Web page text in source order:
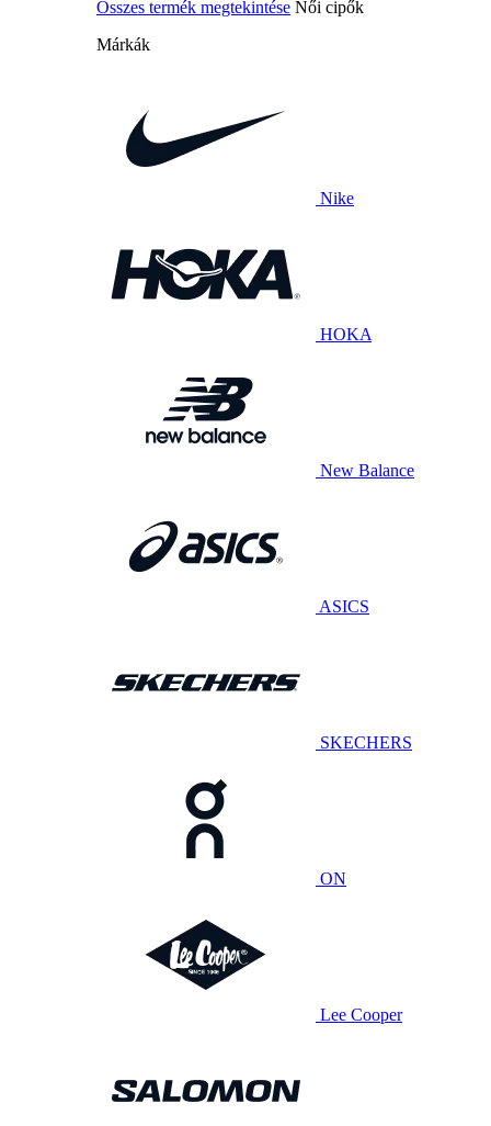
Összes termék megtekintése Női cipők
Márkák
Nike
HOKA
New Balance
ASICS
SKECHERS
ON
Lee Cooper